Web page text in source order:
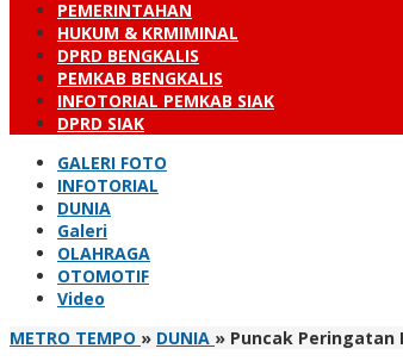
PEMERINTAHAN
HUKUM & KRMIMINAL
DPRD BENGKALIS
PEMKAB BENGKALIS
INFOTORIAL PEMKAB SIAK
DPRD SIAK
GALERI FOTO
INFOTORIAL
DUNIA
Galeri
OLAHRAGA
OTOMOTIF
Video
METRO TEMPO » DUNIA » Puncak Peringatan